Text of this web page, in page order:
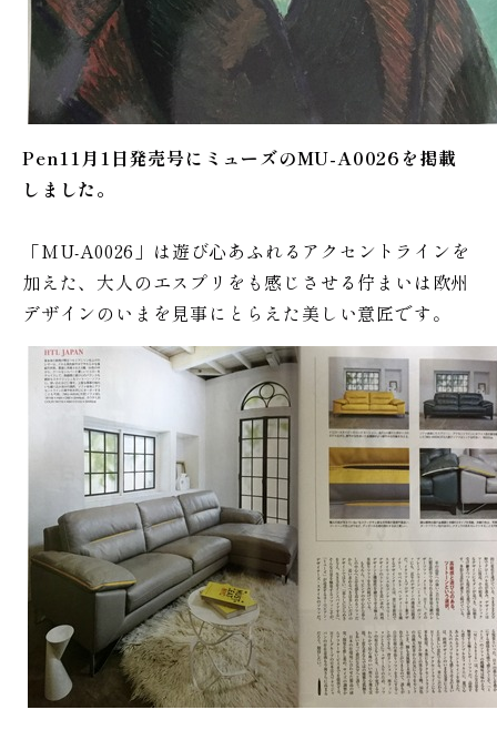
Pen11月1日発売号にミューズのMU-A0026を掲載
しました。
「MU-A0026」は遊び心あふれるアクセントラインを
加えた、大人のエスプリをも感じさせる佇まいは欧州
デザインのいまを見事にとらえた美しい意匠です。